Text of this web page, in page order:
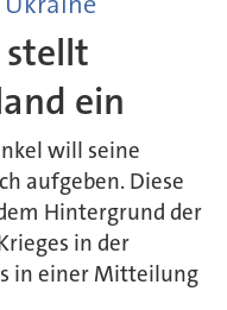
stellt
ein
will seine
aufgeben. Diese
Hintergrund der
in der
in einer Mitteilung